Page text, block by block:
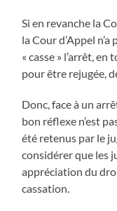
Si en revanche la
la Cour d’Appel
« casse » l’arrêt,
pour être rejugée,
Donc, face à un
bon réflexe n’est
été retenus par le
considérer que les
appréciation du
cassation.